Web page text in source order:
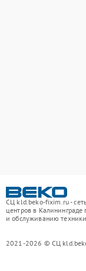
СЦ kld.beko-fixim.ru -
центров в Калининграде
и обслуживанию
2021-2026 © СЦ